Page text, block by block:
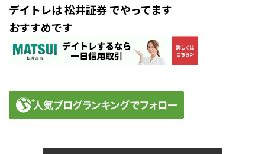
デイトレは 松井証券 でやってます
おすすめです